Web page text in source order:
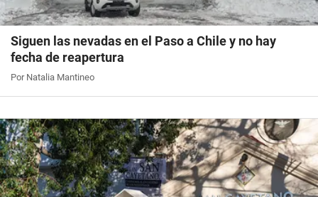
Siguen las nevadas en el Paso a Chile y no hay
fecha de reapertura
Por Natalia Mantineo